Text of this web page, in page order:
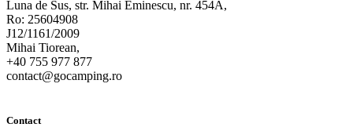
Luna de Sus, str. Mihai Eminescu, nr. 454A,
Ro: 25604908
J12/1161/2009
Mihai Tiorean,
+40 755 977 877
contact@gocamping.ro
Contact